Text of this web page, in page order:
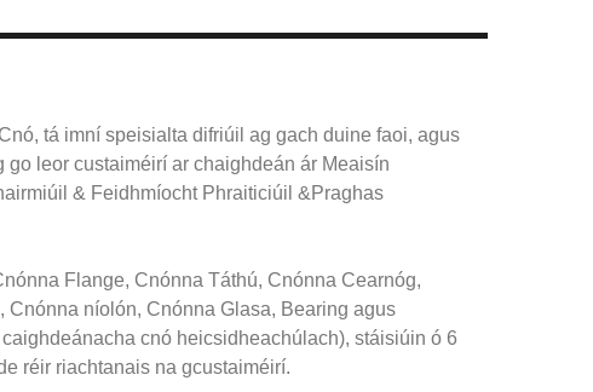
tá imní speisialta difriúil ag gach duine faoi, agus
leor custaiméirí ar chaighdeán ár Meaisín
& Feidhmíocht Phraiticiúil &Praghas
Flange, Cnónna Táthú, Cnónna Cearnóg,
níolón, Cnónna Glasa, Bearing agus
cnó heicsidheachúlach), stáisiúin ó 6
réir riachtanais na gcustaiméirí.